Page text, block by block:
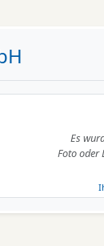
Es
Foto oder